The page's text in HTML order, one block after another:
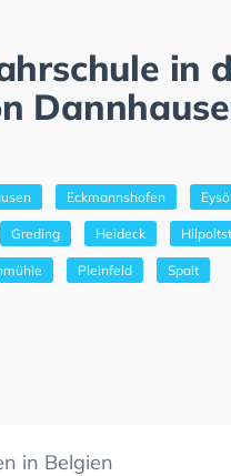
in
Eckmannshofen
Greding Heideck
Pleinfeld Spalt
in Belgien